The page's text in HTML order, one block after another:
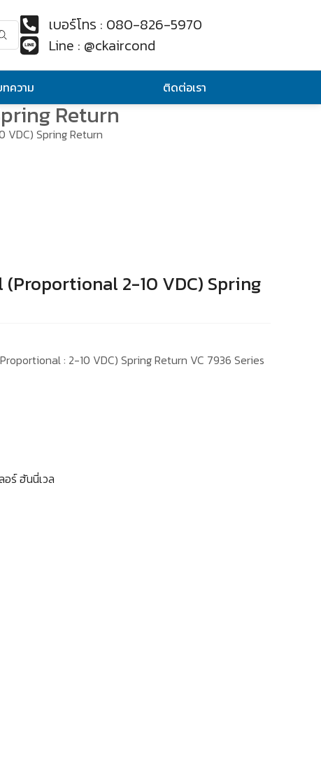
เบอร์โทร : 080-826-5970
Line : @ckaircond
ความ ติดต่อเรา
Return
VDC) Spring Return
(Proportional 2-10 VDC) Spring
: 2-10 VDC) Spring Return VC 7936 Series
อร์ ฮันนี่เวล